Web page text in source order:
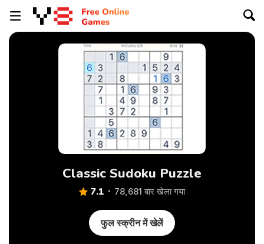
Classic Sudoku Puzzle
7.1 78,681 बार खेला गया
फुल स्क्रीन में खेलें